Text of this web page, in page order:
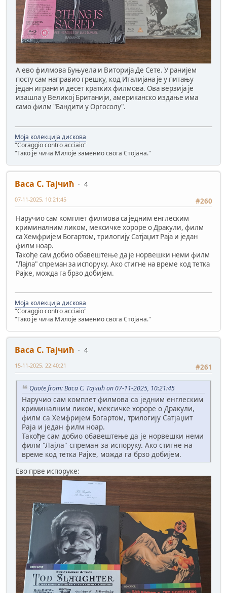
А ево филмова Буњуела и Виторија Де Сете. У ранијем
посту сам направио грешку, код Италијана је у питању
један играни и десет кратких филмова. Ова верзија је
изашла у Великој Британији, американско издање има
само филм "Бандити у Оргосолу".
Моја колекција дискова
"Coraggio contro acciaio"
"Тако је чича Милоје заменио свога Стојана."
Васа С. Тајчић
4
#260
07-11-2025, 10:21:45
Наручио сам комплет филмова са једним енглеским
криминалним ликом, мексичке хороре о Дракули, филм
са Хемфријем Богартом, трилогију Сатјаџит Раја и један
филм ноар.
Такође сам добио обавештење да је норвешки неми филм
"Лајла" спреман за испоруку. Ако стигне на време код тетка
Рајке, можда га брзо добијем.
Моја колекција дискова
"Coraggio contro acciaio"
"Тако је чича Милоје заменио свога Стојана."
Васа С. Тајчић
4
#261
15-11-2025, 22:40:21
Quote from: Васа С. Тајчић on 07-11-2025, 10:21:45
Наручио сам комплет филмова са једним енглеским
криминалним ликом, мексичке хороре о Дракули,
филм са Хемфријем Богартом, трилогију Сатјаџит
Раја и један филм ноар.
Такође сам добио обавештење да је норвешки неми
филм "Лајла" спреман за испоруку. Ако стигне на
време код тетка Рајке, можда га брзо добијем.
Ево прве испоруке: